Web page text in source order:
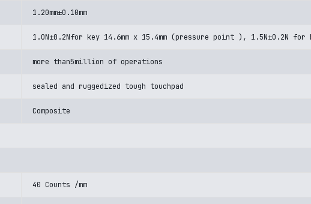
1.20mm±0.10mm
1.0N±0.2Nfor key 14.6mm x 15.4mm (pressure point ), 1.5N±0.2N for
more than5million of operations
sealed and ruggedized tough touchpad
Composite
40 Counts /mm